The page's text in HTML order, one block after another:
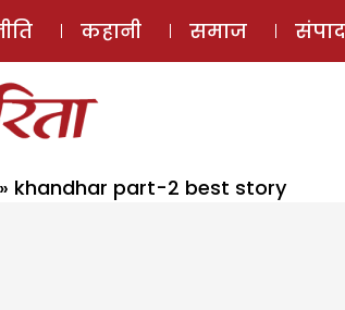
कहानी समाज
» khandhar part-2 best story